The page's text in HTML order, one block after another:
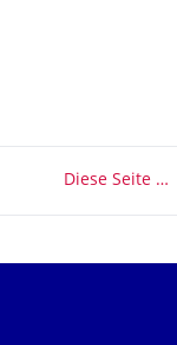
Diese Seite …